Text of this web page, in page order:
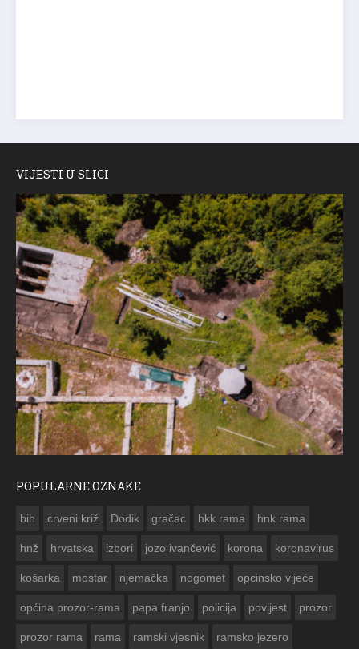
VIJESTI U SLICI
POPULARNE OZNAKE
bih crveni križ Dodik gračac hkk rama hnk rama
hnž hrvatska izbori jozo ivančević korona koronavirus
košarka mostar njemačka nogomet opcinsko vijeće
općina prozor-rama papa franjo policija povijest prozor
prozor rama rama ramski vjesnik ramsko jezero